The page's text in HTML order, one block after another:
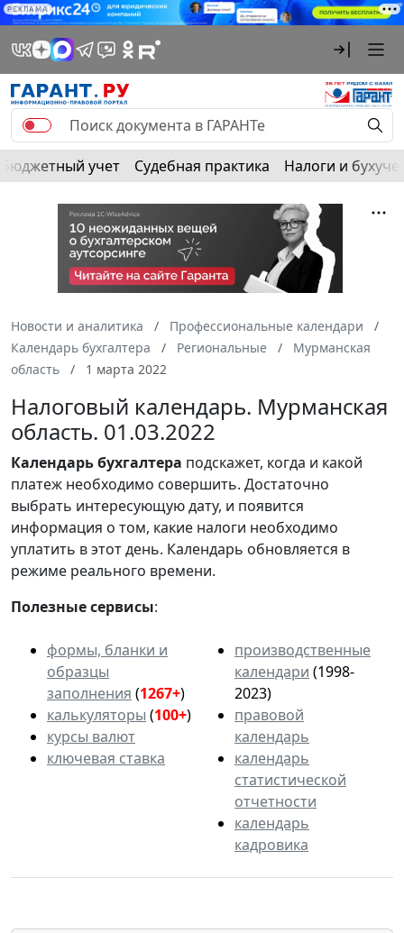
РЕКЛАМА
Бюджетный учет Судебная практика Налоги и
Новости и аналитика
Профессиональные календари
Календарь бухгалтера
Региональные
Мурманская
область
1 марта 2022
Налоговый календарь. Мурманская
область. 01.03.2022
Календарьбухгалтера подскажет, когда и какой
платеж необходимо совершить. Достаточно
выбрать интересующую дату, и появится
информация о том, какие налоги необходимо
уплатить в этот день. Календарь обновляется в
режиме реального времени.
Полезные сервисы:
формы, бланки и
образцы
заполнения (1267+)
калькуляторы (100+)
курсы валют
ключевая ставка
производственные
календари (1998-
2023)
правовой
календарь
календарь
статистической
отчетности
календарь
кадровика